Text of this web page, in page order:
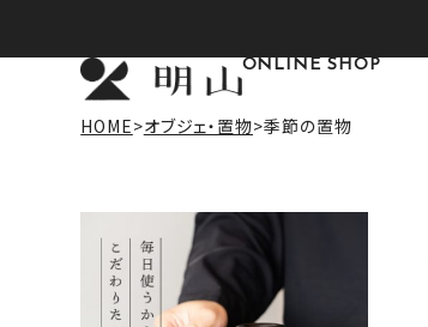
ONLINE SHOP
HOME オブジェ・置物 季節の置物